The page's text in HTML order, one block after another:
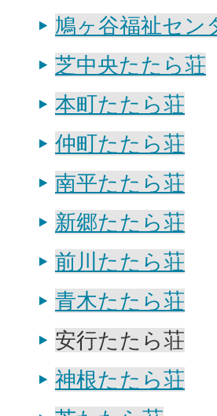
鳩ヶ谷福祉セン
芝中央たたら荘
本町たたら荘
仲町たたら荘
南平たたら荘
新郷たたら荘
前川たたら荘
青木たたら荘
安行たたら荘
神根たたら荘